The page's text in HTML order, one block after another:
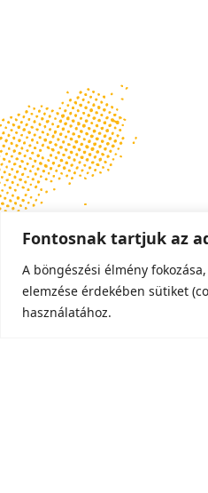
Fontosnak tartjuk az
A böngészési élmény
elemzése érdekében sütiket
használatához.